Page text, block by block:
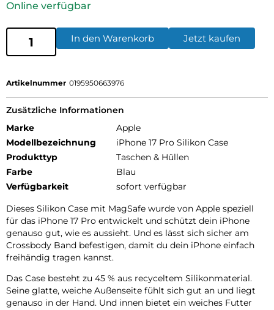
Online verfügbar
In den Warenkorb Jetzt kaufen
Artikelnummer 0195950663976
Zusätzliche Informationen
Marke
Apple
Modellbezeichnung
iPhone 17 Pro Silikon Case
Produkttyp
Taschen & Hüllen
Farbe
Blau
Verfügbarkeit
sofort verfügbar
Dieses Silikon Case mit MagSafe wurde von Apple speziell
für das iPhone 17 Pro entwickelt und schützt dein iPhone
genauso gut, wie es aussieht. Und es lässt sich sicher am
Crossbody Band befestigen, damit du dein iPhone einfach
freihändig tragen kannst.
Das Case besteht zu 45 % aus recyceltem Silikon­material.
Seine glatte, weiche Außenseite fühlt sich gut an und liegt
genauso in der Hand. Und innen bietet ein weiches Futter